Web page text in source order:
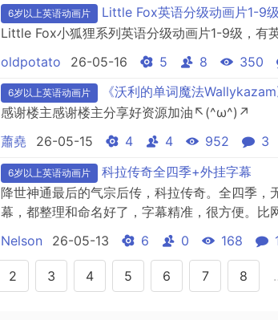
6岁以上英语动画片
Little Fox英语分级动画片1-9级
Little Fox小狐狸系列英语分级动画片1-9级，有英
oldpotato
26-05-16 5 8 350
6岁以上英语动画片
《沃利的单词魔法
感谢楼主感谢楼主分享好资源加油↖(^ω^)↗
蕭堯
26-05-15 4 4 952 3
6岁以上英语动画片
科拉传奇全四季+外挂字幕
降世神通最后的气宗后传，科拉传奇。全四季
幕，都整理和命名好了，字幕精准，很方便。比
Nelson
26-05-13 6 0 168
2 3 4 5 6 7 8